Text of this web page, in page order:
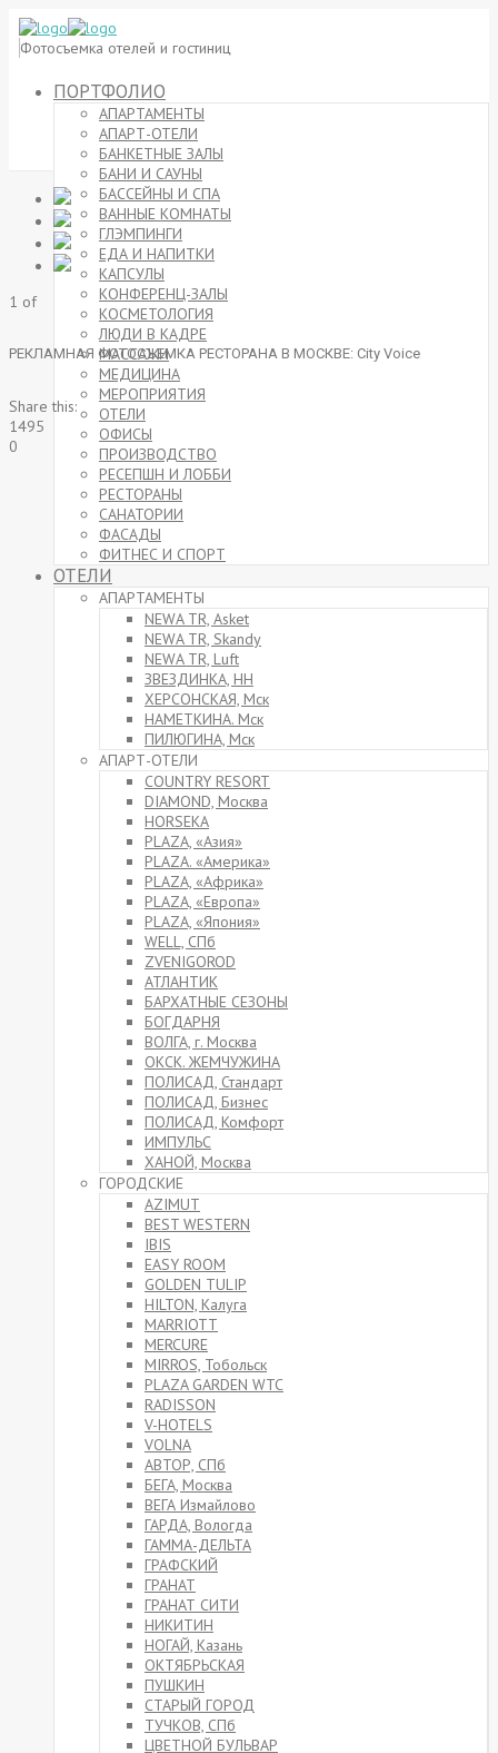
Фотосъемка отелей и гостиниц
ПОРТФОЛИО
АПАРТАМЕНТЫ
АПАРТ-ОТЕЛИ
БАНКЕТНЫЕ ЗАЛЫ
БАНИ И САУНЫ
БАССЕЙНЫ И СПА
ВАННЫЕ КОМНАТЫ
ГЛЭМПИНГИ
ЕДА И НАПИТКИ
КАПСУЛЫ
КОНФЕРЕНЦ-ЗАЛЫ
КОСМЕТОЛОГИЯ
ЛЮДИ В КАДРЕ
МАССАЖИ
МЕДИЦИНА
МЕРОПРИЯТИЯ
ОТЕЛИ
ОФИСЫ
ПРОИЗВОДСТВО
РЕСЕПШН И ЛОББИ
РЕСТОРАНЫ
САНАТОРИИ
ФАСАДЫ
ФИТНЕС И СПОРТ
ОТЕЛИ
АПАРТАМЕНТЫ
NEWA TR, Asket
NEWA TR, Skandy
NEWA TR, Luft
ЗВЕЗДИНКА, НН
ХЕРСОНСКАЯ, Мск
НАМЕТКИНА. Мск
ПИЛЮГИНА, Мск
АПАРТ-ОТЕЛИ
COUNTRY RESORT
DIAMOND, Москва
HORSEKA
PLAZA, «Азия»
PLAZA. «Америка»
PLAZA, «Африка»
PLAZA, «Европа»
PLAZA, «Япония»
WELL, СПб
ZVENIGOROD
АТЛАНТИК
БАРХАТНЫЕ СЕЗОНЫ
БОГДАРНЯ
ВОЛГА, г. Москва
ОКСК. ЖЕМЧУЖИНА
ПОЛИСАД, Стандарт
ПОЛИСАД, Бизнес
ПОЛИСАД, Комфорт
ИМПУЛЬС
ХАНОЙ, Москва
ГОРОДСКИЕ
AZIMUT
BEST WESTERN
IBIS
EASY ROOM
GOLDEN TULIP
HILTON, Калуга
MARRIOTT
MERCURE
MIRROS, Тобольск
PLAZA GARDEN WTC
RADISSON
V-HOTELS
VOLNA
АВТОР, СПб
БЕГА, Москва
ВЕГА Измайлово
ГАРДА, Вологда
ГАММА-ДЕЛЬТА
ГРАФСКИЙ
ГРАНАТ
ГРАНАТ СИТИ
НИКИТИН
НОГАЙ, Казань
ОКТЯБРЬСКАЯ
ПУШКИН
СТАРЫЙ ГОРОД
ТУЧКОВ, СПб
ЦВЕТНОЙ БУЛЬВАР
1 of
РЕКЛАМНАЯ ФОТОСЪЕМКА РЕСТОРАНА В МОСКВЕ: City Voice
Share this:
1495
0